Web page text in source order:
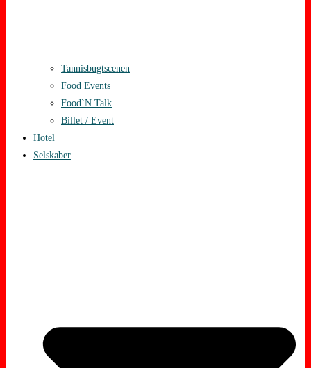
Tannisbugtscenen
Food Events
Food`N Talk
Billet / Event
Hotel
Selskaber